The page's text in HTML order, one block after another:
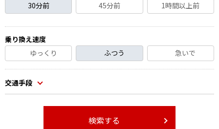
30分前
45分前 1時間以上前
乗り換え速度
ゆっくり
ふつう 急いで
交通手段
検索する